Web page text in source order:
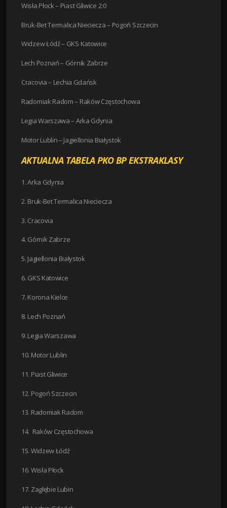
Wisła Płock – Piast Gliwice 2:0
Bruk-Bet Termalica Nieciecza – Pogoń Szczecin
Widzew Łódź – GKS Katowice
Lech Poznań – Górnik Zabrze
Cracovia – Lechia Gdańsk
Radomiak Radom – Raków Częstochowa
Legia Warszawa – Arka Gdynia
Motor Lublin – Jagiellonia Białystok
AKTUALNA TABELA PKO BP EKSTRAKLASY
1. Arka Gdynia
2. Bruk-Bet Termalica Nieciecza
3. Cracovia
4. Górnik Zabrze
5. Jagiellonia Białystok
6. GKS Katowice
7. Korona Kielce
8. Lech Poznań
9. Legia Warszawa
10. Motor Lublin
11. Piast Gliwice
12. Pogoń Szczecin
13. Radomiak Radom
14. Raków Częstochowa
15. Widzew Łódź
16. Wisła Płock
17. Zagłębie Lubin